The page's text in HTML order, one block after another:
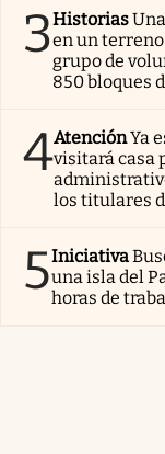
3Historias
en un terreno
grupo de
850 bloques
4AtenciónYa
visitará casa
los titulares
5Iniciativa
una isla del
horas de